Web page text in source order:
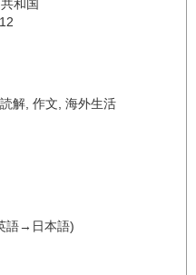
和国
読解 作文 海外生活
語→日本語)